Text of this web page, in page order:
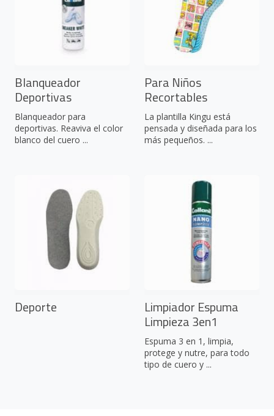
Blanqueador
Deportivas
Blanqueador para
deportivas. Reaviva el color
blanco del cuero ...
Para Niños
Recortables
La plantilla Kingu está
pensada y diseñada para los
más pequeños. ...
Deporte Limpiador Espuma
Limpieza 3en1
Espuma 3 en 1, limpia,
protege y nutre, para todo
tipo de cuero y ...